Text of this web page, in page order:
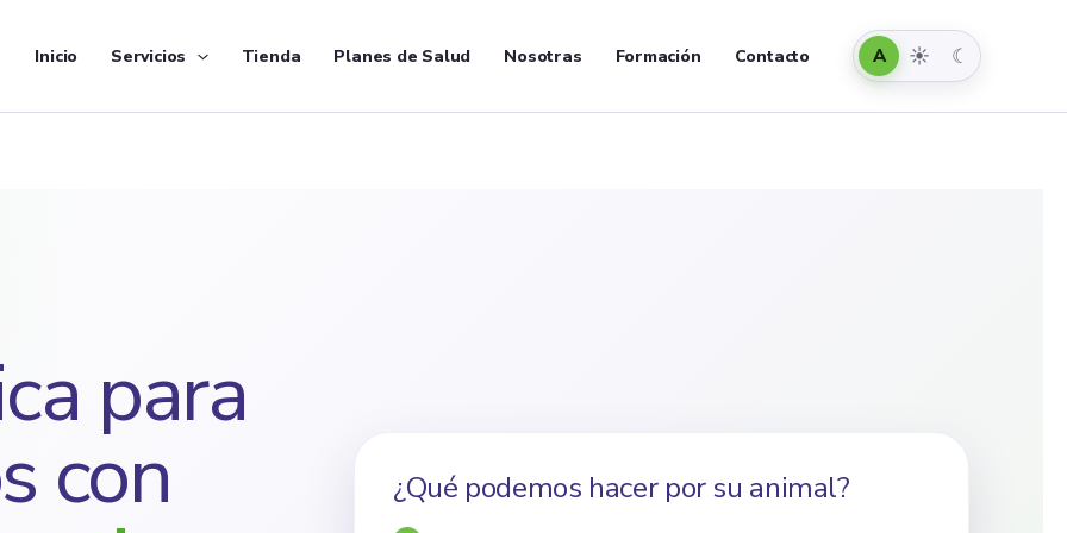
Inicio Servicios Tienda Planes de Salud Nosotras Formación Contacto A
Automático
☀
Claro ☾
Oscuro
para
con ¿Qué podemos hacer por su animal?